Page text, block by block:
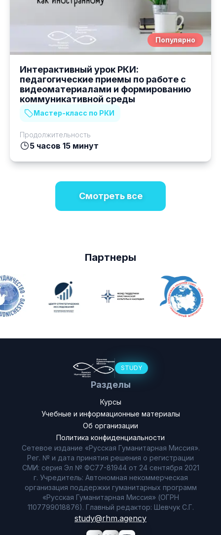
Популярно
Интерактивный урок РКИ:
педагогические приемы по работе с
видеоматериалами и формированию
коммуникативной среды
Мастер-класс по РКИ
Продолжительность
5 часов 15 минут
Смотреть все
Партнеры
Разделы
Курсы
Учебные и информационные материалы
Об организации
Политика конфиденциальности
STUDY
Сетевое издание «Русская Гуманитарная Миссия».
Рег. № и дата принятия решения о регистрации
СМИ: серия Эл № ФС77-81944 от 24 сентября 2021
г. Учредитель: Автономная некоммерческая
организация поддержки гуманитарных программ
«Русская Гуманитарная Миссия» (ОГРН
1107799018876). Главный редактор: Шевчук С.Г.
study@rhm.agency